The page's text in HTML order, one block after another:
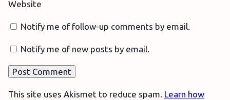
Website
Notify me of follow-up comments by email.
Notify me of new posts by email.
This site uses Akismet to reduce spam. Learn how